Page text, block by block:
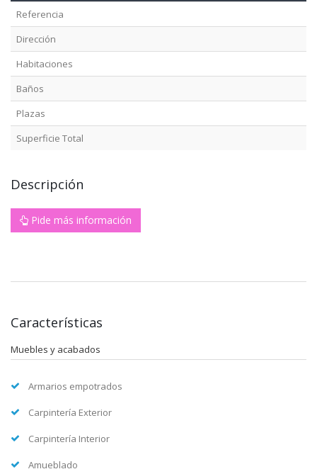
Referencia
Dirección
Habitaciones
Baños
Plazas
Superficie Total
Descripción
Pide más información
Características
Muebles y acabados
Armarios empotrados
Carpintería Exterior
Carpintería Interior
Amueblado